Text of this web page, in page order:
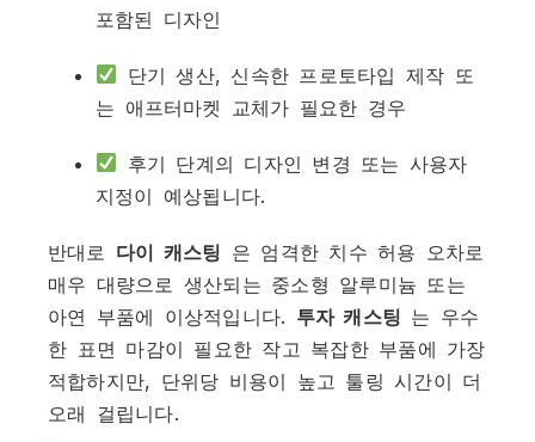
포함된 디자인
단기 생산, 신속한 프로토타입 제작 또
는 애프터마켓 교체가 필요한 경우
후기 단계의 디자인 변경 또는 사용자
지정이 예상됩니다.
반대로 다이 캐스팅 은 엄격한 치수 허용 오차로
매우 대량으로 생산되는 중소형 알루미늄 또는
아연 부품에 이상적입니다. 투자 캐스팅 는 우수
한 표면 마감이 필요한 작고 복잡한 부품에 가장
적합하지만, 단위당 비용이 높고 툴링 시간이 더
오래 걸립니다.